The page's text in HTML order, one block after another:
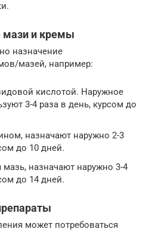
мази и кремы
назначение
мазей, например:
кислотой. Наружное
3-4 раза в день, курсом до
назначают наружно 2-3
до 10 дней.
мазь, назначают наружно 3-4
до 14 дней.
может потребоваться